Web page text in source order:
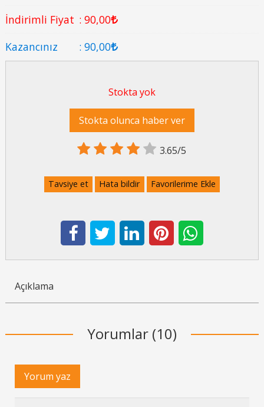
İndirimli Fiyat : 90,00
Kazancınız
: 90,00
Stokta yok
Stokta olunca haber ver
3.65/5
Tavsiye et Hata bildir Favorilerime Ekle
Açıklama
Yorumlar (10)
Yorum yaz